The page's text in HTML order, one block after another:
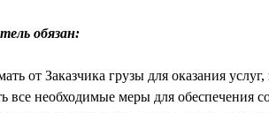
обязан:
от Заказчика грузы для оказания
все необходимые меры для обеспечения